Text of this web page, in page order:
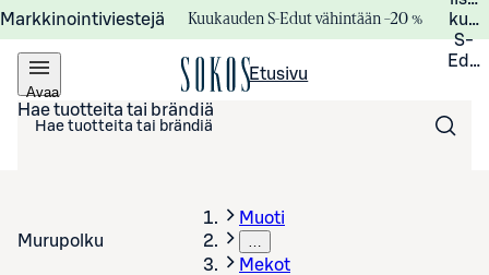
Markkinointiviestejä Kuukauden S-Edut vähintään –20 %
S-
Avaa
valikko
Etusivu
Hae tuotteita tai brändiä
Murupolku
Muoti
…
Mekot